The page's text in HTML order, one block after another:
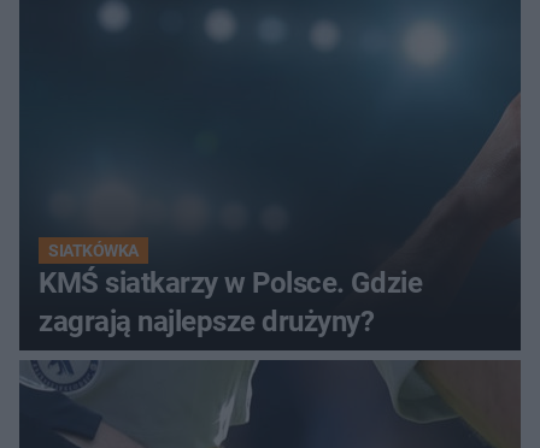
SIATKÓWKA
KMŚ siatkarzy w Polsce. Gdzie
zagrają najlepsze drużyny?